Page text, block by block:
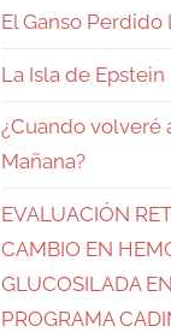
El Ganso
La Isla de Epstein
¿Cuando volveré
Mañana?
EVALUACIÓN
CAMBIO EN
GLUCOSILADA
PROGRAMA